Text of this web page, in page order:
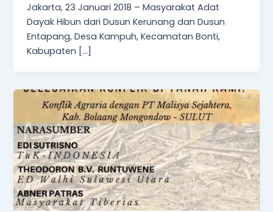
Jakarta, 23 Januari 2018 – Masyarakat Adat
Dayak Hibun dari Dusun Kerunang dan Dusun
Entapang, Desa Kampuh, Kecamatan Bonti,
Kabupaten […]